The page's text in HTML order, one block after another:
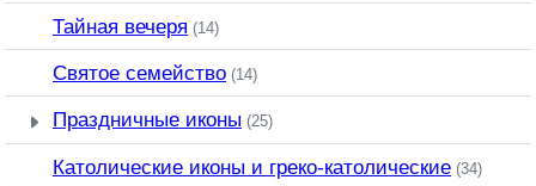
Тайная вечеря (14)
Святое семейство (14)
Праздничные иконы (25)
Католические иконы и греко-католические (34)